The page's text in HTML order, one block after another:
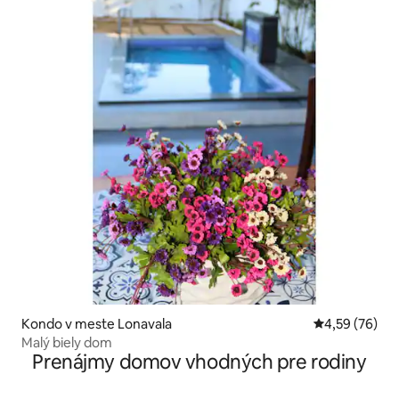
Kondo v meste Lonavala Priemerné
4,59 (76)
Malý biely dom
Prenájmy domov vhodných pre rodiny